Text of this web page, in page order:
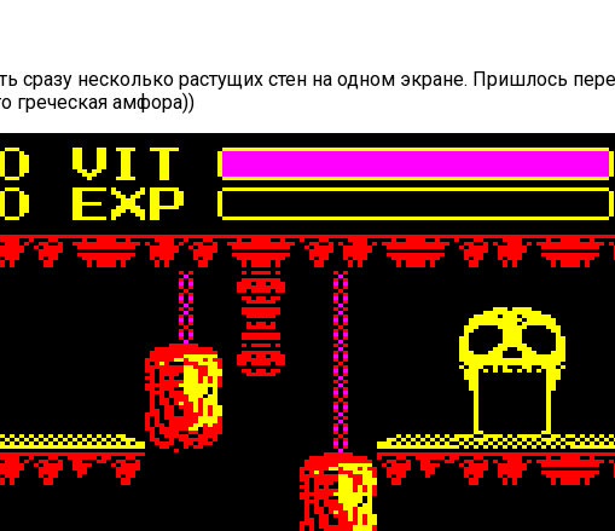
сразу несколько растущих стен на одном экране. Пришлось
греческая амфора))